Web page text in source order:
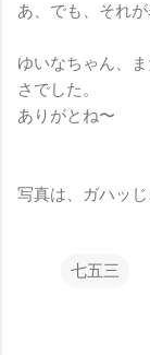
あ、でも、それ
ゆいなちゃん、
さでした。
ありがとね〜
写真は、ガハッじ
七五三